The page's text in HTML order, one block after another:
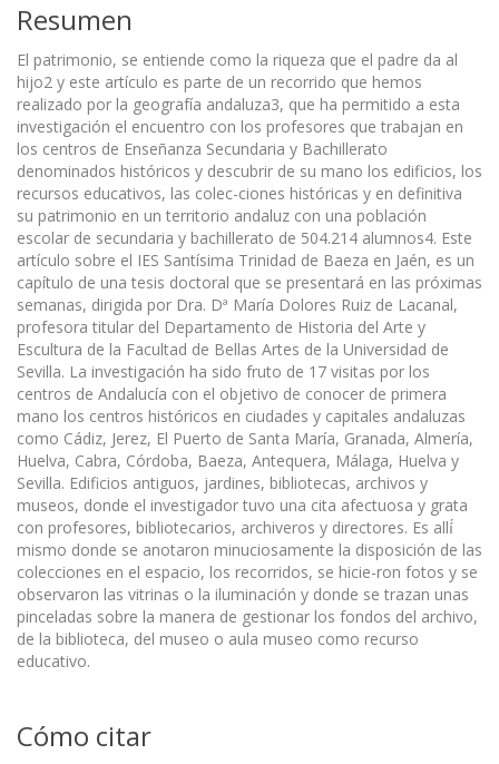
Resumen
El patrimonio, se entiende como la riqueza que el padre da al
hijo2 y este artículo es parte de un recorrido que hemos
realizado por la geografía andaluza3, que ha permitido a esta
investigación el encuentro con los profesores que trabajan en
los centros de Enseñanza Secundaria y Bachillerato
denominados históricos y descubrir de su mano los edificios, los
recursos educativos, las colec-ciones históricas y en definitiva
su patrimonio en un territorio andaluz con una población
escolar de secundaria y bachillerato de 504.214 alumnos4. Este
artículo sobre el IES Santísima Trinidad de Baeza en Jaén, es un
capítulo de una tesis doctoral que se presentará en las próximas
semanas, dirigida por Dra. Dª María Dolores Ruiz de Lacanal,
profesora titular del Departamento de Historia del Arte y
Escultura de la Facultad de Bellas Artes de la Universidad de
Sevilla. La investigación ha sido fruto de 17 visitas por los
centros de Andalucía con el objetivo de conocer de primera
mano los centros históricos en ciudades y capitales andaluzas
como Cádiz, Jerez, El Puerto de Santa María, Granada, Almería,
Huelva, Cabra, Córdoba, Baeza, Antequera, Málaga, Huelva y
Sevilla. Edificios antiguos, jardines, bibliotecas, archivos y
museos, donde el investigador tuvo una cita afectuosa y grata
con profesores, bibliotecarios, archiveros y directores. Es allí́
mismo donde se anotaron minuciosamente la disposición de las
colecciones en el espacio, los recorridos, se hicie-ron fotos y se
observaron las vitrinas o la iluminación y donde se trazan unas
pinceladas sobre la manera de gestionar los fondos del archivo,
de la biblioteca, del museo o aula museo como recurso
educativo.
Cómo citar